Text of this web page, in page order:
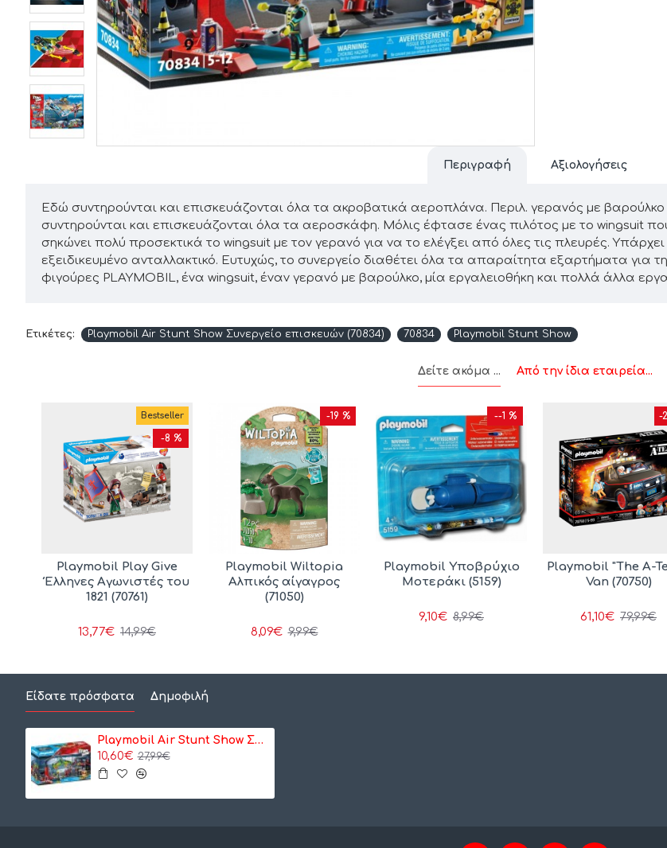
Περιγραφή Αξιολογήσεις
Εδώ συντηρούνται και επισκευάζονται όλα τα ακροβατικά αεροπλάνα. Περιλ. γερανός με βαρούλκο
συντηρούνται και επισκευάζονται όλα τα αεροσκάφη. Μόλις έφτασε ένας πιλότος με το wingsuit
σηκώνει πολύ προσεκτικά το wingsuit με τον γερανό για να το ελέγξει από όλες τις πλευρές.
εξειδικευμένο ανταλλακτικό. Ευτυχώς, το συνεργείο διαθέτει όλα τα απαραίτητα εξαρτήματα για
φιγούρες PLAYMOBIL, ένα wingsuit, έναν γερανό με βαρούλκο, μία εργαλειοθήκη και πολλά άλλα
Ετικέτες: Playmobil Air Stunt Show Συνεργείο επισκευών (70834) 70834 Playmobil Stunt Show
Δείτε ακόμα ... Από την ίδια εταιρεία...
Bestseller
-8 %
Playmobil Play Give
Έλληνες Αγωνιστές του
1821 (70761)
13,77€ 14,99€
-19 %
Playmobil Wiltopia
Αλπικός αίγαγρος
(71050)
8,09€ 9,99€
--1 %
Playmobil Υποβρύχιο
Μοτεράκι (5159)
9,10€ 8,99€
-
Playmobil "The A-
Van (70750)
61,10€ 79,99€
Είδατε πρόσφατα Δημοφιλή
Playmobil Air Stunt Show Συνεργείο επισκευών (70834)
10,60€ 27,99€